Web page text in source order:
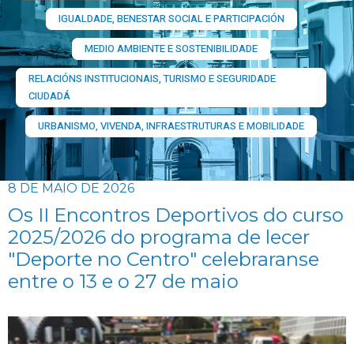
IGUALDADE, BENESTAR SOCIAL E PARTICIPACIÓN
MEDIO AMBIENTE E SOSTENIBILIDADE
RELACIÓNS INSTITUCIONAIS, TURISMO E SEGURIDADE
CIUDADÁ
URBANISMO, VIVENDA, INFRAESTRUTURAS E MOBILIDADE
8 DE MAIO DE 2026
Os II Encontros Deportivos do curso
2025/2026 do programa de lecer
"Deporte no Centro" celebraranse
entre o 13 e o 27 de maio